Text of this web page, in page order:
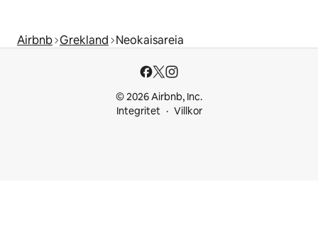
Airbnb Grekland Neokaisareia
© 2026 Airbnb, Inc.
Integritet
Villkor